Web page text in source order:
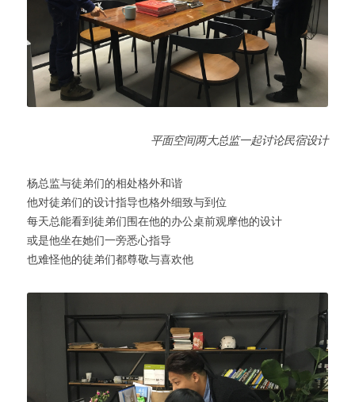
平面空间两大总监一起讨论民宿设计
杨总监与徒弟们的相处格外和谐
他对徒弟们的设计指导也格外细致与到位
每天总能看到徒弟们围在他的办公桌前观摩他的设计
或是他坐在她们一旁悉心指导
也难怪他的徒弟们都尊敬与喜欢他